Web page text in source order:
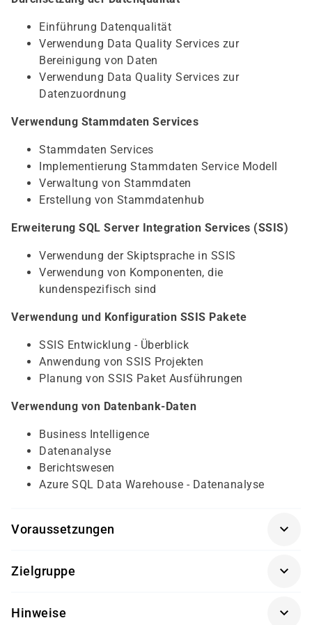
Einführung Datenqualität
Verwendung Data Quality Services zur
Bereinigung von Daten
Verwendung Data Quality Services zur
Datenzuordnung
Verwendung Stammdaten Services
Stammdaten Services
Implementierung Stammdaten Service Modell
Verwaltung von Stammdaten
Erstellung von Stammdatenhub
Erweiterung SQL Server Integration Services (SSIS)
Verwendung der Skiptsprache in SSIS
Verwendung von Komponenten, die
kundenspezifisch sind
Verwendung und Konfiguration SSIS Pakete
SSIS Entwicklung - Überblick
Anwendung von SSIS Projekten
Planung von SSIS Paket Ausführungen
Verwendung von Datenbank-Daten
Business Intelligence
Datenanalyse
Berichtswesen
Azure SQL Data Warehouse - Datenanalyse
Voraussetzungen
Vorkenntnisse mitbringen:
Windows Betriebssystem und
Zielgruppe
Entwickler, die mehr über die Implementierung einer
Hinweise